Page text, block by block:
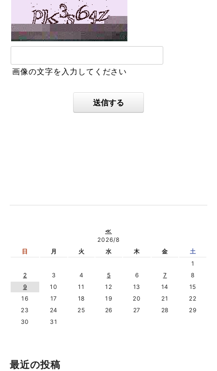
画像の文字を入力してください
送信する
≪
2026/8
日
月 火 水 木 金
土
1
2
3 4 5 6 7
8
9
10 11 12 13 14
15
16
17 18 19 20 21
22
23
24 25 26 27 28
29
30
31
最近の投稿